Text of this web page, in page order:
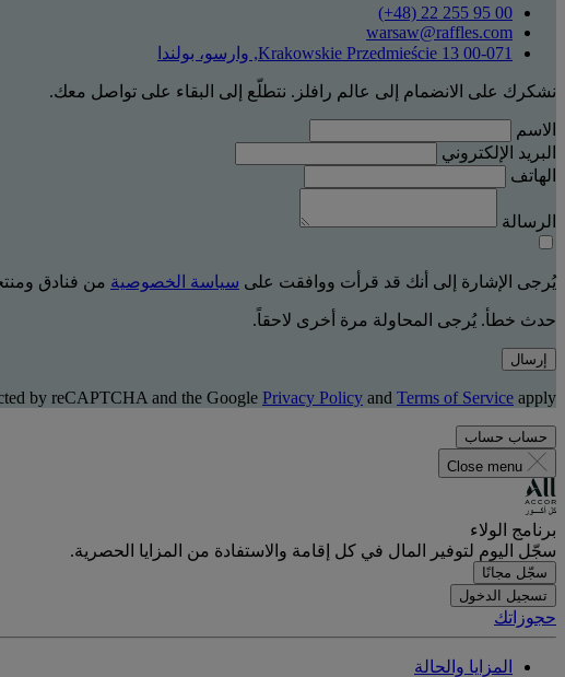
‎(+48) 22 255 95 00‏
warsaw@raffles.com
Krakowskie Przedmieście 13 00-071, وارسو، بولندا
نشكرك على الانضمام إلى عالم رافلز. نتطلّع إلى البقاء على تواصل معك.
الاسم
البريد الإلكتروني
الهاتف
الرسالة
يُرجى الإشارة إلى أنك قد قرأت ووافقت على سياسة الخصوصية من فنادق
حدث خطأ. يُرجى المحاولة مرة أخرى لاحقاً.
إرسال
by reCAPTCHA and the Google Privacy Policy and Terms of Service apply.
حساب حساب
Close menu
برنامج الولاء
سجّل اليوم لتوفير المال في كل إقامة والاستفادة من المزايا الحصرية.
سجّل مجانًا
تسجيل الدخول
حجوزاتك
المزايا والحالة